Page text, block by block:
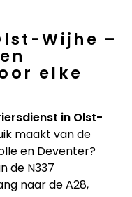
Wijhe –
elke
in Olst-
maakt van de
en Deventer?
de N337
naar de A28,